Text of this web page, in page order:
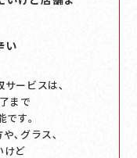
い
ービスは､
まで
です｡
､グラス､
けど